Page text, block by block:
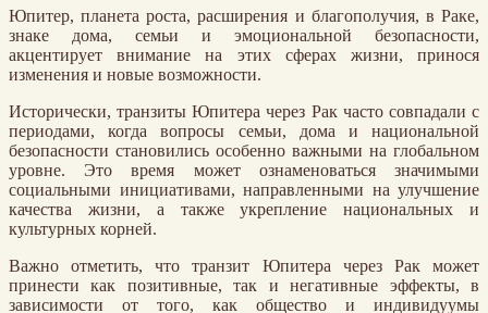
Юпитер, планета роста, расширения и благополучия, в Раке,
знаке дома, семьи и эмоциональной безопасности,
акцентирует внимание на этих сферах жизни, принося
изменения и новые возможности.
Исторически, транзиты Юпитера через Рак часто совпадали с
периодами, когда вопросы семьи, дома и национальной
безопасности становились особенно важными на глобальном
уровне. Это время может ознаменоваться значимыми
социальными инициативами, направленными на улучшение
качества жизни, а также укрепление национальных и
культурных корней.
Важно отметить, что транзит Юпитера через Рак может
принести как позитивные, так и негативные эффекты, в
зависимости от того, как общество и индивидуумы